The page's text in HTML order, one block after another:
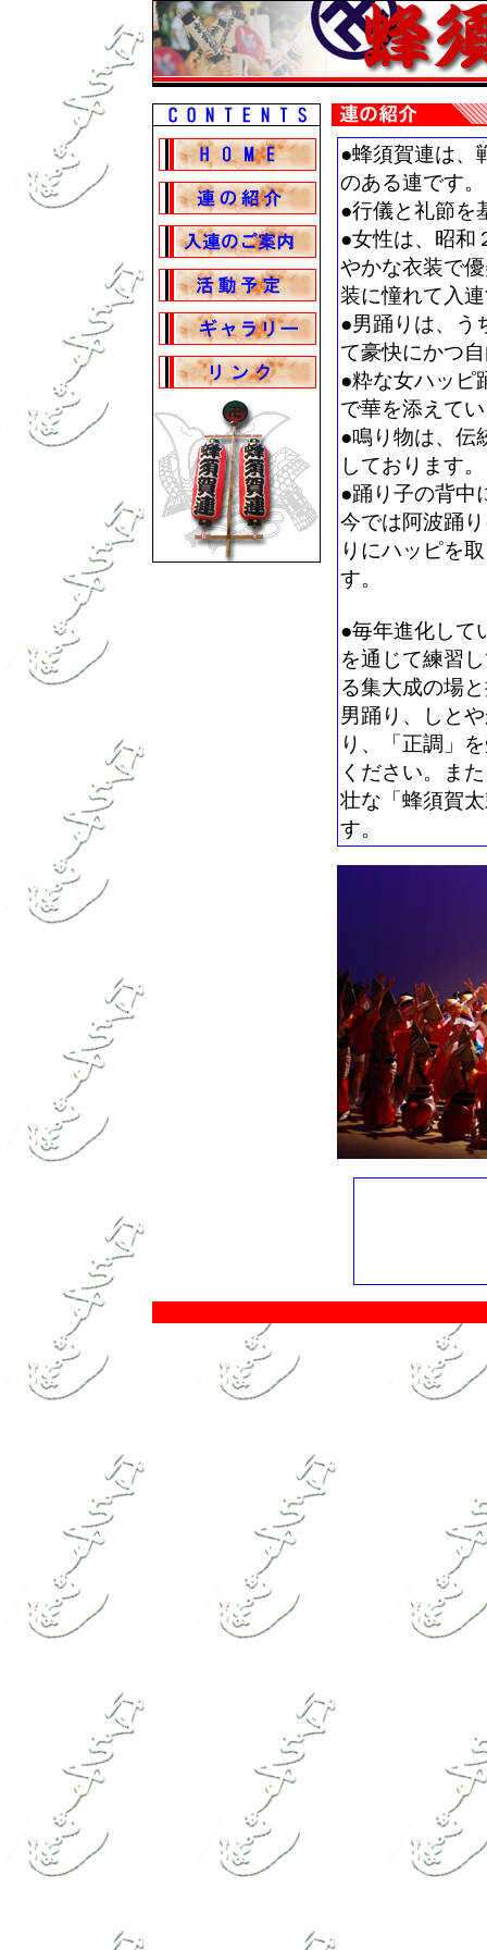
●蜂須賀連は、
のある連です。
●行儀と礼節を
●女性は、昭和
やかな衣装で
装に憧れて入
●男踊りは、う
て豪快にかつ
●粋な女ハッピ
で華を添えて
●鳴り物は、伝
しております。
●踊り子の背中
今では阿波踊
りにハッピを
す。
●毎年進化して
を通じて練習
る集大成の場
男踊り、しと
り、「正調」
ください。ま
壮な「蜂須賀
す。